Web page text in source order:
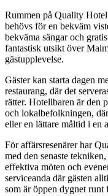
Rummen på Quality
behövs för en bekväm
bekväma sängar och
fantastisk utsikt över
gästupplevelse.
Gäster kan starta dagen
restaurang, där det
rätter. Hotellbaren är den
och lokalbefolkningen,
eller en lättare måltid i en
För affärsresenärer har
med den senaste
effektiva möten och
serviceanda där gästen
som är öppen dygnet runt